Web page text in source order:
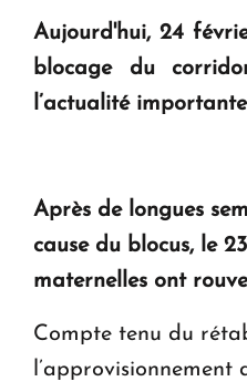
KASA : 30 ans
en Arménie
ouvrira ses portes à
Aujourd'hui, 24
blocage du
l’actualité
Après de longues
cause du blocus, le
maternelles ont
Compte tenu du
l’approvisionnement